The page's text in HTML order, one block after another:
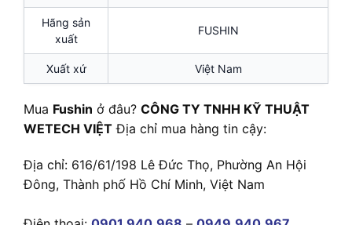
Hãng sản
xuất
FUSHIN
Xuất xứ Việt Nam
Mua Fushin ở đâu? CÔNG TY TNHH KỸ THUẬT
WETECH VIỆT Địa chỉ mua hàng tin cậy:
Địa chỉ: 616/61/198 Lê Đức Thọ, Phường An Hội
Đông, Thành phố Hồ Chí Minh, Việt Nam